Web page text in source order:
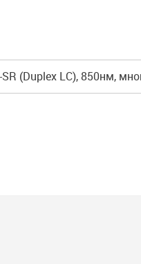
SR (Duplex LC), 850нм,